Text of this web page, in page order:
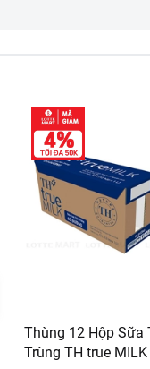
CONG TY CP CHUOI
Thùng 12 Hộp Sữa
Trùng TH true